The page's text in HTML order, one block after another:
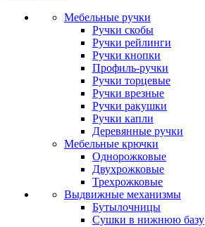
Мебельные ручки
Ручки скобы
Ручки рейлинги
Ручки кнопки
Профиль-ручки
Ручки торцевые
Ручки врезные
Ручки ракушки
Ручки капли
Деревянные ручки
Мебельные крючки
Однорожковые
Двухрожковые
Трехрожковые
Выдвижные механизмы
Бутылочницы
Сушки в нижнюю базу